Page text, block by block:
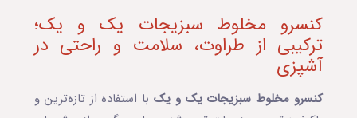
کنسرو مخلوط سبزیجات یک و یک؛
ترکیبی از طراوت، سلامت و راحتی در
آشپزی
کنسرو مخلوط سبزیجات یک و یک با استفاده از تازه‌ترین و